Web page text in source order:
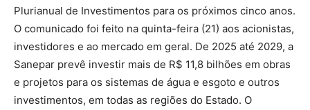
Plurianual de Investimentos para os próximos cinco anos.
O comunicado foi feito na quinta-feira (21) aos acionistas,
investidores e ao mercado em geral. De 2025 até 2029, a
Sanepar prevê investir mais de R$ 11,8 bilhões em obras
e projetos para os sistemas de água e esgoto e outros
investimentos, em todas as regiões do Estado. O